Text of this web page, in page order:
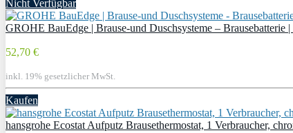
Nicht Verfügbar
GROHE BauEdge | Brause-und Duschsysteme –
52,70 €
inkl. 19% gesetzlicher MwSt.
Kaufen
hansgrohe Ecostat Aufputz Brausethermostat, 1 Verbraucher,